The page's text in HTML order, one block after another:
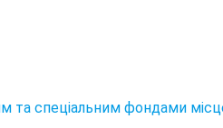
та спеціальним фондами